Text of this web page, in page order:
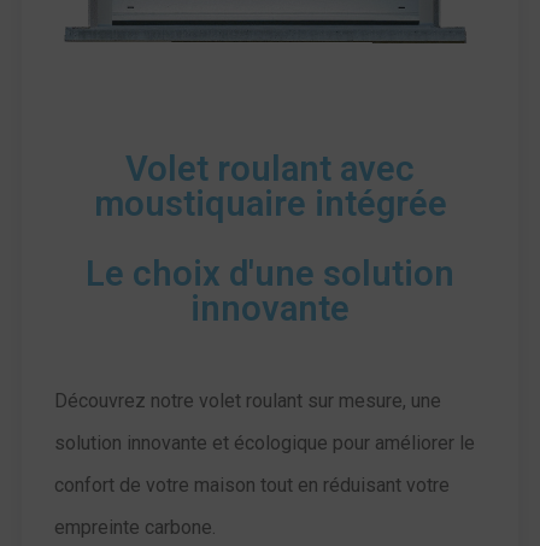
Volet roulant avec
moustiquaire intégrée
Le choix d'une solution
innovante
Découvrez notre volet roulant sur mesure, une
solution innovante et écologique pour améliorer le
confort de votre maison tout en réduisant votre
empreinte carbone.